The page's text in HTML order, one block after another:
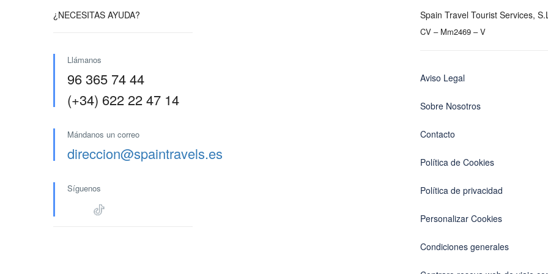
¿NECESITAS AYUDA?
Llámanos
96 365 74 44
(+34) 622 22 47 14
Mándanos un correo
direccion@spaintravels.es
Síguenos
Spain Travel Tourist Services,
CV – Mm2469 – V
Aviso Legal
Sobre Nosotros
Contacto
Política de Cookies
Política de privacidad
Personalizar Cookies
Condiciones generales